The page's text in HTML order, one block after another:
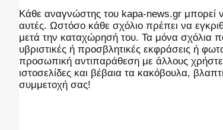
Kάθε αναγνώστης του kapa-news.gr μπορεί
αυτές. Ωστόσο κάθε σχόλιο πρέπει να
μετά την καταχώρησή του. Τα μόνα σχόλια
υβριστικές ή προσβλητικές εκφράσεις ή
προσωπική αντιπαράθεση με άλλους
ιστοσελίδες και βέβαια τα κακόβουλα,
συμμετοχή σας!